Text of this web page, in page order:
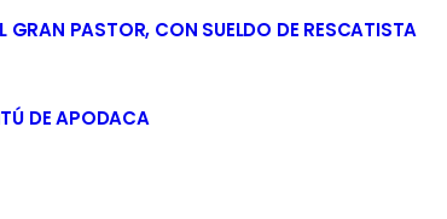
GRAN PASTOR, CON SUELDO DE RESCATISTA
DE APODACA